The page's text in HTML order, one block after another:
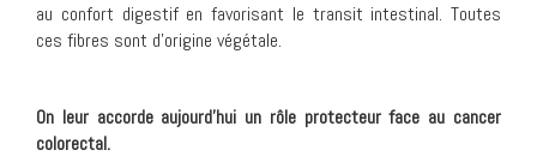
au confort digestif en favorisant le transit intestinal. Toutes
ces fibres sont d’origine végétale.
On leur accorde aujourd’hui un rôle protecteur face au cancer
colorectal.